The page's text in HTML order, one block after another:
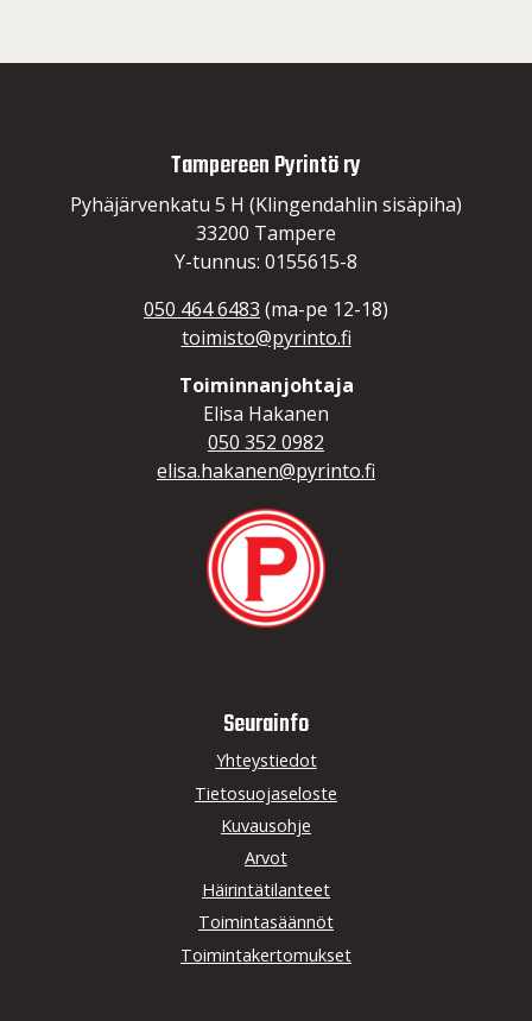
Tampereen Pyrintö ry
Pyhäjärvenkatu 5 H (Klingendahlin sisäpiha)
33200 Tampere
Y-tunnus: 0155615-8
050 464 6483 (ma-pe 12-18)
toimisto@pyrinto.fi
Toiminnanjohtaja
Elisa Hakanen
050 352 0982
elisa.hakanen@pyrinto.fi
Seurainfo
Yhteystiedot
Tietosuojaseloste
Kuvausohje
Arvot
Häirintätilanteet
Toimintasäännöt
Toimintakertomukset